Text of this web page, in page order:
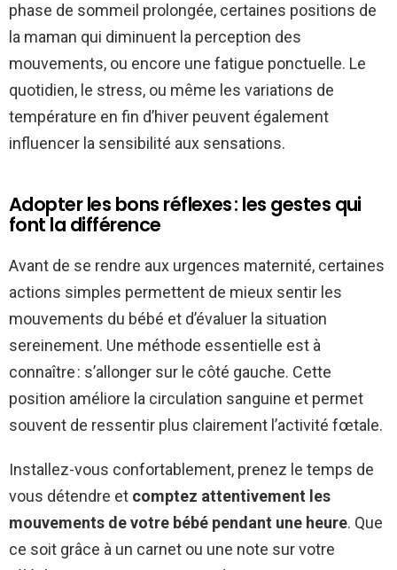
phase de sommeil prolongée, certaines positions de
la maman qui diminuent la perception des
mouvements, ou encore une fatigue ponctuelle. Le
quotidien, le stress, ou même les variations de
température en fin d’hiver peuvent également
influencer la sensibilité aux sensations.
Adopter les bons réflexes : les gestes qui
font la différence
Avant de se rendre aux urgences maternité, certaines
actions simples permettent de mieux sentir les
mouvements du bébé et d’évaluer la situation
sereinement. Une méthode essentielle est à
connaître : s’allonger sur le côté gauche. Cette
position améliore la circulation sanguine et permet
souvent de ressentir plus clairement l’activité fœtale.
Installez-vous confortablement, prenez le temps de
vous détendre et comptez attentivement les
mouvements de votre bébé pendant une heure. Que
ce soit grâce à un carnet ou une note sur votre